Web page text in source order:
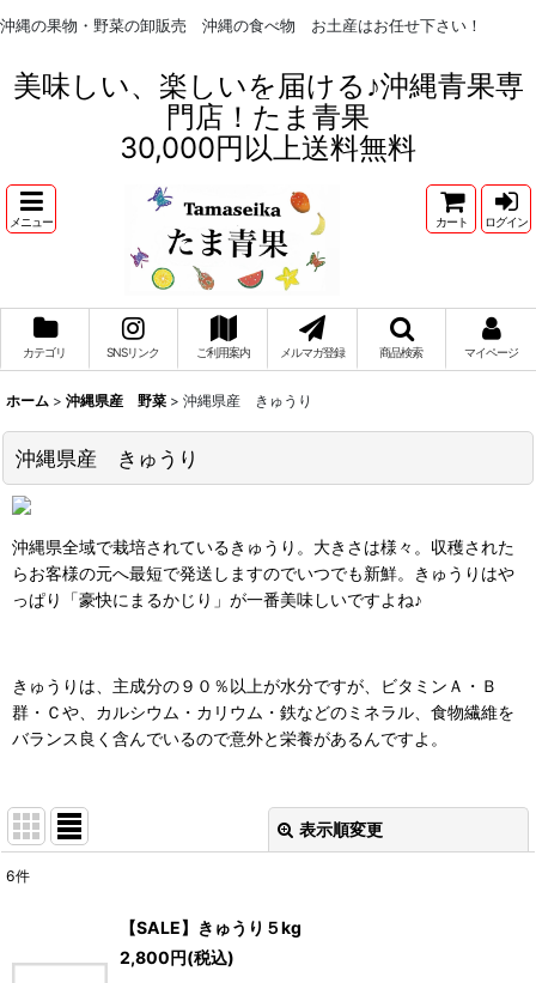
沖縄の果物・野菜の卸販売 沖縄の食べ物 お土産はお任せ下さい！
美味しい、楽しいを届ける♪沖縄青果専
門店！たま青果
30,000円以上送料無料
メニュー カート ログイン
カテゴリ SNSリンク ご利用案内 メルマガ登録 商品検索 マイページ
ホーム > 沖縄県産 野菜 > 沖縄県産 きゅうり
沖縄県産 きゅうり
沖縄県全域で栽培されているきゅうり。大きさは様々。収穫された
らお客様の元へ最短で発送しますのでいつでも新鮮。きゅうりはや
っぱり「豪快にまるかじり」が一番美味しいですよね♪
きゅうりは、主成分の９０％以上が水分ですが、ビタミンＡ・Ｂ
群・Ｃや、カルシウム・カリウム・鉄などのミネラル、食物繊維を
バランス良く含んでいるので意外と栄養があるんですよ。
表示順変更
並び順:
6件
【SALE】きゅうり５kg
2,800円(税込)